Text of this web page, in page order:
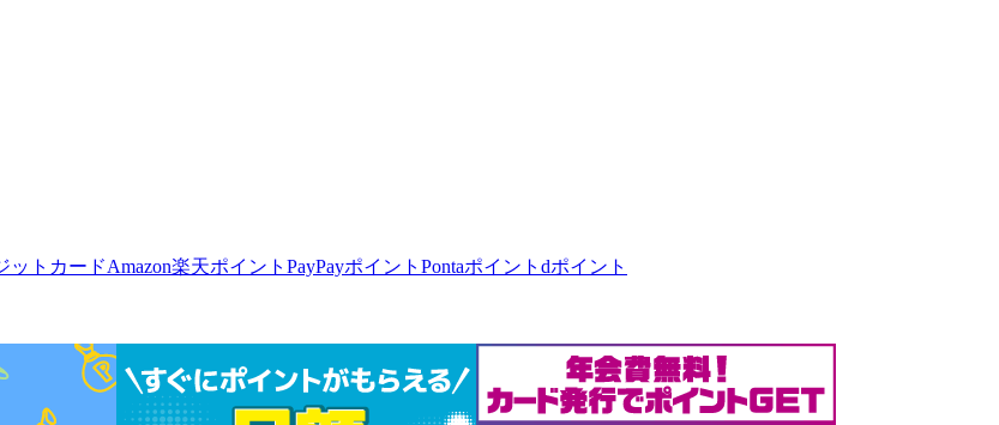
ットカードAmazon楽天ポイント PayPayポイント Pontaポイント dポイント